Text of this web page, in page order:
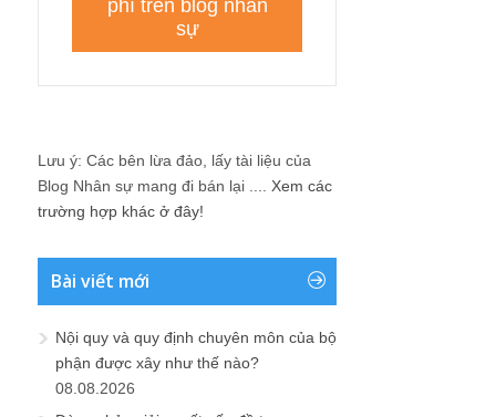
Lưu ý: Các bên lừa đảo, lấy tài liệu của
Blog Nhân sự mang đi bán lại .... Xem các
trường hợp khác ở đây!
Bài viết mới
Nội quy và quy định chuyên môn của bộ
phận được xây như thế nào?
08.08.2026